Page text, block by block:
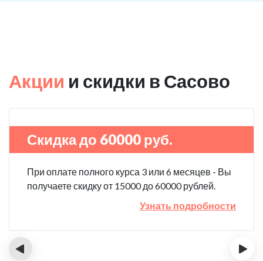
Акции и скидки в Сасово
Скидка до 60000 руб.
При оплате полного курса 3 или 6 месяцев - Вы
получаете скидку от 15000 до 60000 рублей.
Узнать подробности
‹ ›